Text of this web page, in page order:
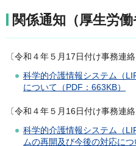
関係通知（厚生労働
〔令和４年５月17日付け事務連絡
科学的介護情報システム（
について（PDF：663KB）
〔令和４年５月16日付け事務連絡
科学的介護情報システム（
ムの再開及び今後の対応につ